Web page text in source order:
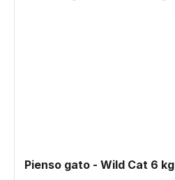
Pienso gato - Wild Cat 6 kg